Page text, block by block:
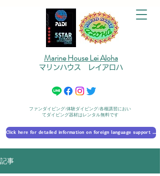
Marine House Lei Aloha
マリンハウス レイアロハ
ファンダイビング/体験ダイビング/各種講習におい
てダイビング器材はレンタル無料です
Click here for detailed information on foreign language support 外国語対応の詳細に​ついて
記事